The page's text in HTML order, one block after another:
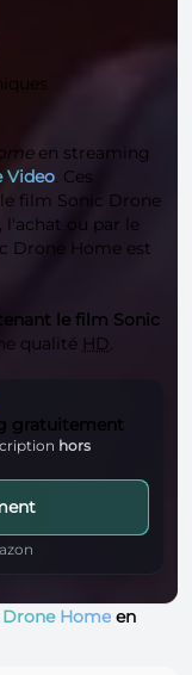
en streaming
Video. Ces
film Sonic Drone
l'achat ou par le
Drone Home est
le film Sonic
qualité HD.
gratuitement
hors
Homeen